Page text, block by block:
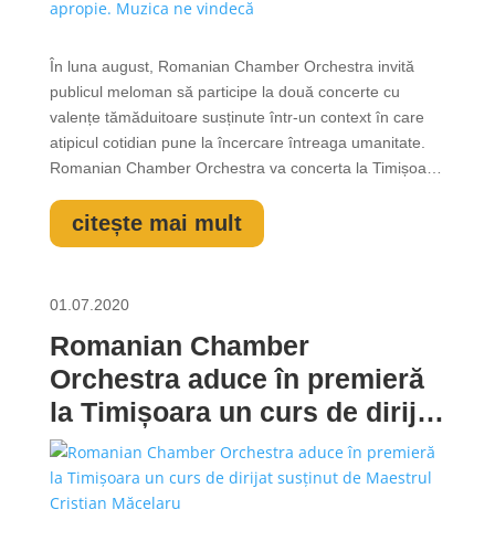
În luna august, Romanian Chamber Orchestra invită
publicul meloman să participe la două concerte cu
valențe tămăduitoare susținute într-un context în care
atipicul cotidian pune la încercare întreaga umanitate.
Romanian Chamber Orchestra va concerta la Timișoara
București (în curtea Ateneului Român) în data de 19
august. Adițional celor două...
citește mai mult
01.07.2020
Romanian Chamber
Orchestra aduce în premieră
la Timișoara un curs de dirijat
susținut de Maestrul Cristian
Măcelaru